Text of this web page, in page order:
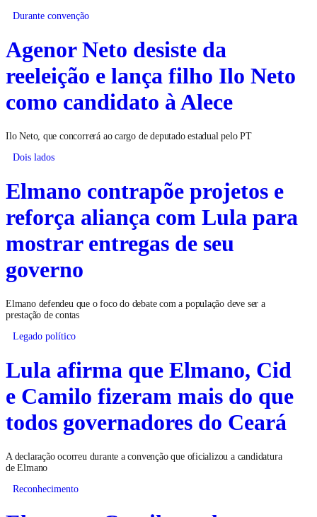
Durante convenção
Agenor Neto desiste da
reeleição e lança filho Ilo Neto
como candidato à Alece
Ilo Neto, que concorrerá ao cargo de deputado estadual pelo PT
Dois lados
Elmano contrapõe projetos e
reforça aliança com Lula para
mostrar entregas de seu
governo
Elmano defendeu que o foco do debate com a população deve ser a
prestação de contas
Legado político
Lula afirma que Elmano, Cid
e Camilo fizeram mais do que
todos governadores do Ceará
A declaração ocorreu durante a convenção que oficializou a candidatura
de Elmano
Reconhecimento